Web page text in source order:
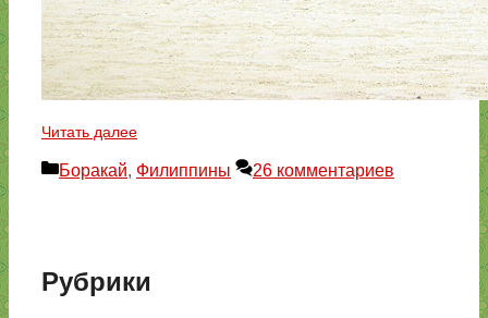
Читать далее
Рубрики
Боракай, Филиппины 26 комментариев
Рубрики